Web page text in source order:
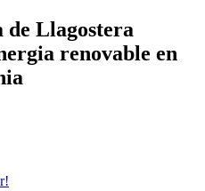
de Llagostera
renovable en